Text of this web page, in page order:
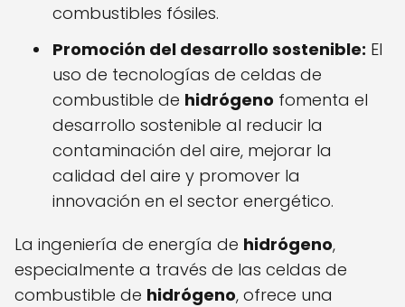
combustibles fósiles.
Promoción del desarrollo sostenible: El
uso de tecnologías de celdas de
combustible de hidrógeno fomenta el
desarrollo sostenible al reducir la
contaminación del aire, mejorar la
calidad del aire y promover la
innovación en el sector energético.
La ingeniería de energía de hidrógeno,
especialmente a través de las celdas de
combustible de hidrógeno, ofrece una